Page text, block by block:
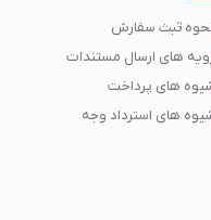
ثبث سفارش
های ارسال مستندات
های پرداخت
های استرداد وجه